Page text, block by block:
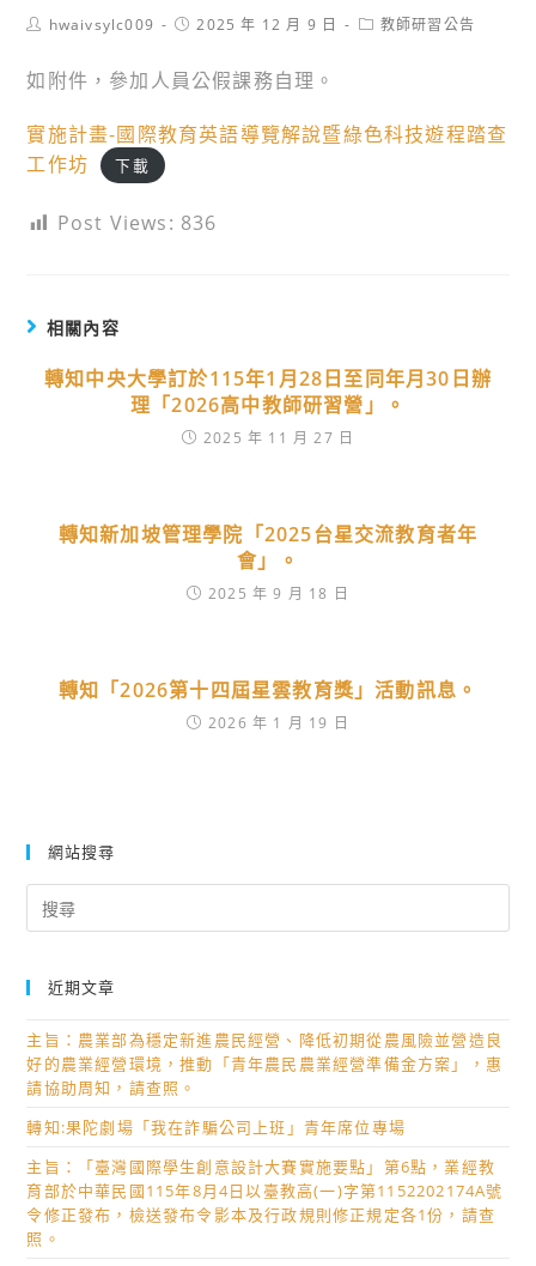
Posthwaivsylc009
Post2025 年 12 月 9 日
Post教師研習公告
如附件，參加人員公假課務自理。
實施計畫-國際教育英語導覽解說暨綠色科技遊程踏查
工作坊
下載
Post Views: 836
相關內容
轉知中央大學訂於115年1月28日至同年月30日辦
理「2026高中教師研習營」。
2025 年 11 月 27 日
轉知新加坡管理學院「2025台星交流教育者年
會」。
2025 年 9 月 18 日
轉知「2026第十四屆星雲教育獎」活動訊息。
2026 年 1 月 19 日
網站搜尋
for:
近期文章
主旨：農業部為穩定新進農民經營、降低初期從農風險並營造良
好的農業經營環境，推動「青年農民農業經營準備金方案」，惠
請協助周知，請查照。
轉知:果陀劇場「我在詐騙公司上班」青年席位專場
主旨：「臺灣國際學生創意設計大賽實施要點」第6點，業經教
育部於中華民國115年8月4日以臺教高(一)字第1152202174A號
令修正發布，檢送發布令影本及行政規則修正規定各1份，請查
照。